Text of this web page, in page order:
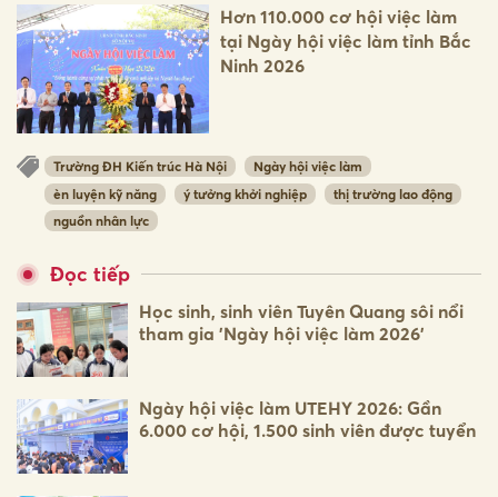
Hơn 110.000 cơ hội việc làm
tại Ngày hội việc làm tỉnh Bắc
Ninh 2026
Trường ĐH Kiến trúc Hà Nội
Ngày hội việc làm
èn luyện kỹ năng
ý tưởng khởi nghiệp
thị trường lao động
nguồn nhân lực
Đọc tiếp
Học sinh, sinh viên Tuyên Quang sôi nổi
tham gia 'Ngày hội việc làm 2026'
Ngày hội việc làm UTEHY 2026: Gần
6.000 cơ hội, 1.500 sinh viên được tuyển